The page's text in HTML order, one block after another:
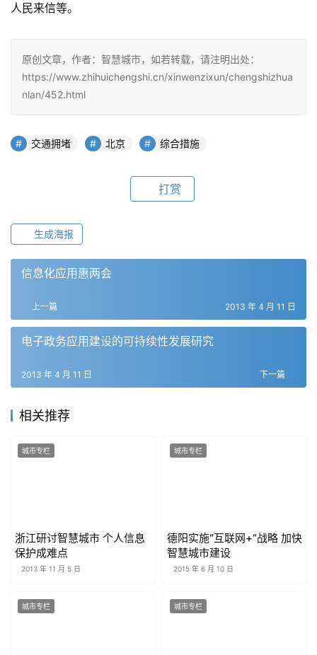
人民来信等。
原创文章，作者：智慧城市，如若转载，请注明出处：
https://www.zhihuichengshi.cn/xinwenzixun/chengshizhua
nlan/452.html
交通拥堵 北京 综合措施
打赏
生成海报
信息化应用惠两会
上一篇 2013 年 4 月 11 日
电子政务应用建设的可持续性发展研究
下一篇
2013 年 4 月 11 日
相关推荐
城市专栏
浙江研讨智慧城市 个人信息
保护成难点
2013 年 11 月 5 日
城市专栏
德阳实施“互联网+”战略 加快
智慧城市建设
2015 年 6 月 10 日
城市专栏 城市专栏